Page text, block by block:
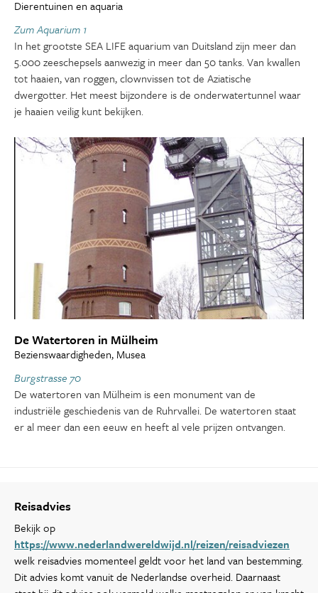
Dierentuinen en aquaria
Zum Aquarium 1
In het grootste SEA LIFE aquarium van Duitsland zijn meer dan
5.000 zeeschepsels aanwezig in meer dan 50 tanks. Van kwallen
tot haaien, van roggen, clownvissen tot de Aziatische
dwergotter. Het meest bijzondere is de onderwatertunnel waar
je haaien veilig kunt bekijken.
De Watertoren in Mülheim
Bezienswaardigheden, Musea
Burgstrasse 70
De watertoren van Mülheim is een monument van de
industriële geschiedenis van de Ruhrvallei. De watertoren staat
er al meer dan een eeuw en heeft al vele prijzen ontvangen.
Reisadvies
Bekijk op
https://www.nederlandwereldwijd.nl/reizen/reisadviezen
welk reisadvies momenteel geldt voor het land van bestemming.
Dit advies komt vanuit de Nederlandse overheid. Daarnaast